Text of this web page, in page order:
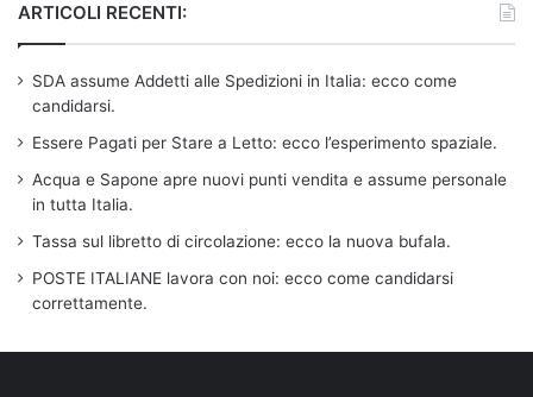
ARTICOLI RECENTI:
SDA assume Addetti alle Spedizioni in Italia: ecco come
candidarsi.
Essere Pagati per Stare a Letto: ecco l’esperimento spaziale.
Acqua e Sapone apre nuovi punti vendita e assume personale
in tutta Italia.
Tassa sul libretto di circolazione: ecco la nuova bufala.
POSTE ITALIANE lavora con noi: ecco come candidarsi
correttamente.